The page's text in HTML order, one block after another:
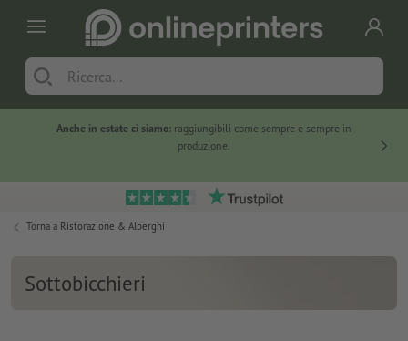
Anche in estate ci siamo: raggiungibili come sempre e sempre in
produzione.
Torna a Ristorazione & Alberghi
Sottobicchieri